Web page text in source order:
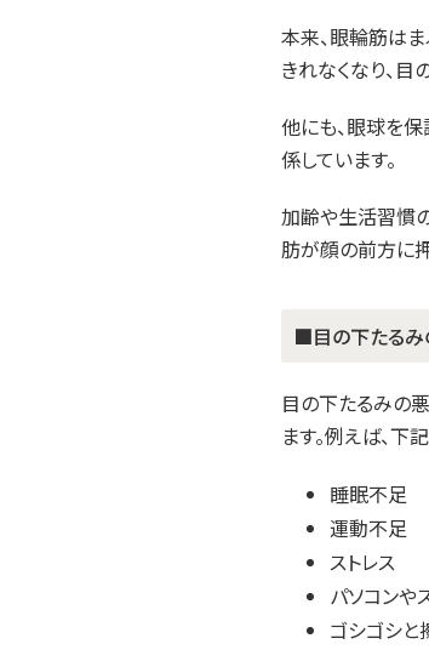
本来、眼輪筋は
きれなくなり、目
他にも、眼球を
係しています。
加齢や生活習慣
肪が顔の前方に押
■目の下たるみ
目の下たるみの
ます。例えば、
睡眠不足
運動不足
ストレス
パソコンや
ゴシゴシと